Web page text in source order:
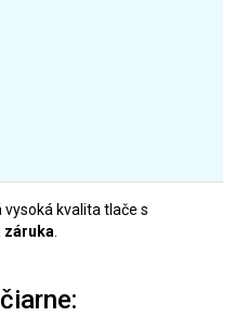
vysoká kvalita tlače s
záruka